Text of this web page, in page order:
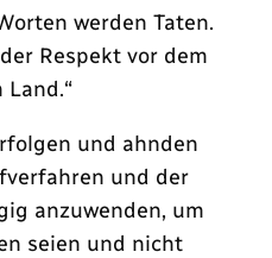
werden Taten.
Respekt vor dem
und ahnden
und der
anzuwenden, um
seien und nicht